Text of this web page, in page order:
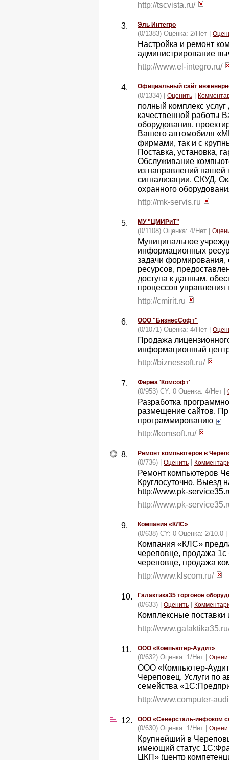
http://tscvista.ru/
3. Эль Интегро
(0/1383) Оценка: 2/Нет
Настройка и ремонт
администрирование
http://www.el-integro.ru/
4. Официальный сайт
(0/1334) | Оценить
полный комплекс
качественной работы
оборудования,
Вашего автомобиля
фирмами, так и с
Поставка, установка,
Обслуживание
из направлений нашей
сигнализации, СКУД.
охранного
http://mk-servis.ru
5. МУ "ЦМИРиТ"
(0/1108) Оценка: 4/Нет
Муниципальное
информационных
задачи формирования,
ресурсов,
доступа к данным,
процессов управления
http://cmirit.ru
6. ООО "БизнесСофт"
(0/1071) Оценка: 4/Нет
Продажа
информационный
http://biznessoft.ru/
7. Фирма 'Комсофт'
(0/953) CY: 0 Оценка: 4/Нет
Разработка
размещение сайтов.
программированию
http://komsoft.ru/
8. Ремонт компьютеров в
(0/736) | Оценить
Ремонт компьютеров
Круглосуточно. Выезд
http://www.pk-
http://www.pk-
9. Компания «КЛС»
(0/638) CY: 0 Оценка: 2/10.0
Компания «КЛС»
череповце, продажа 1с
череповце, продажа
http://www.klscom.ru/
10. Галактика35 торговое
(0/633) | Оценить
Комплексные
http://
11. ООО «Компьютер-Аудит»
(0/632) Оценка: 1/Нет
ООО «Компьютер-
Череповец. Услуги по
семейства
http://www.computer-
12. ООО «Северсталь-инфоком
(0/630) Оценка: 1/Нет
Крупнейший в
имеющий статус
ЦКП» (центр